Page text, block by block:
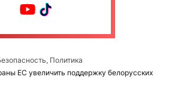
Политика
ЕС увеличить поддержку белорусских